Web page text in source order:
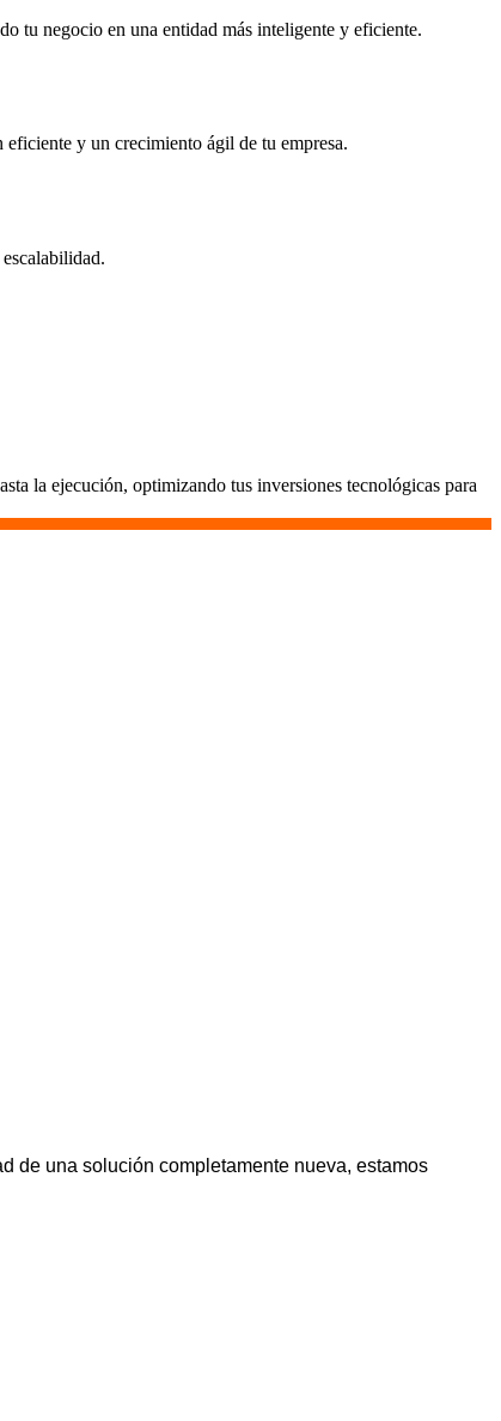
tu negocio en una entidad más inteligente y eficiente.
y un crecimiento ágil de tu empresa.
la ejecución, optimizando tus inversiones tecnológicas para
de una solución completamente nueva, estamos